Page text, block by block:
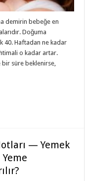
demirin bebeğe en
Doğuma
40. Haftadan ne kadar
o kadar artar.
süre beklenirse,
— Yemek